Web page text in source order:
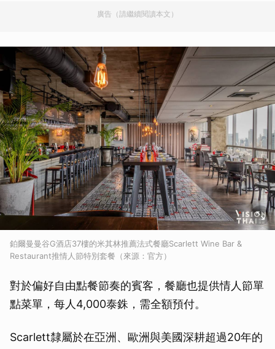
廣告（請繼續閱讀本文）
鉑爾曼曼谷G酒店37樓的米其林推薦法式餐廳Scarlett Wine Bar &
Restaurant推情人節特別套餐（來源：官方）
對於偏好自由點餐節奏的賓客，餐廳也提供情人節單
點菜單，每人4,000泰銖，需全額預付。
Scarlett隸屬於在亞洲、歐洲與美國深耕超過20年的